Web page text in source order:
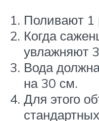
Поливают 1
Когда
увлажняют
Вода
на 30 см.
Для этого